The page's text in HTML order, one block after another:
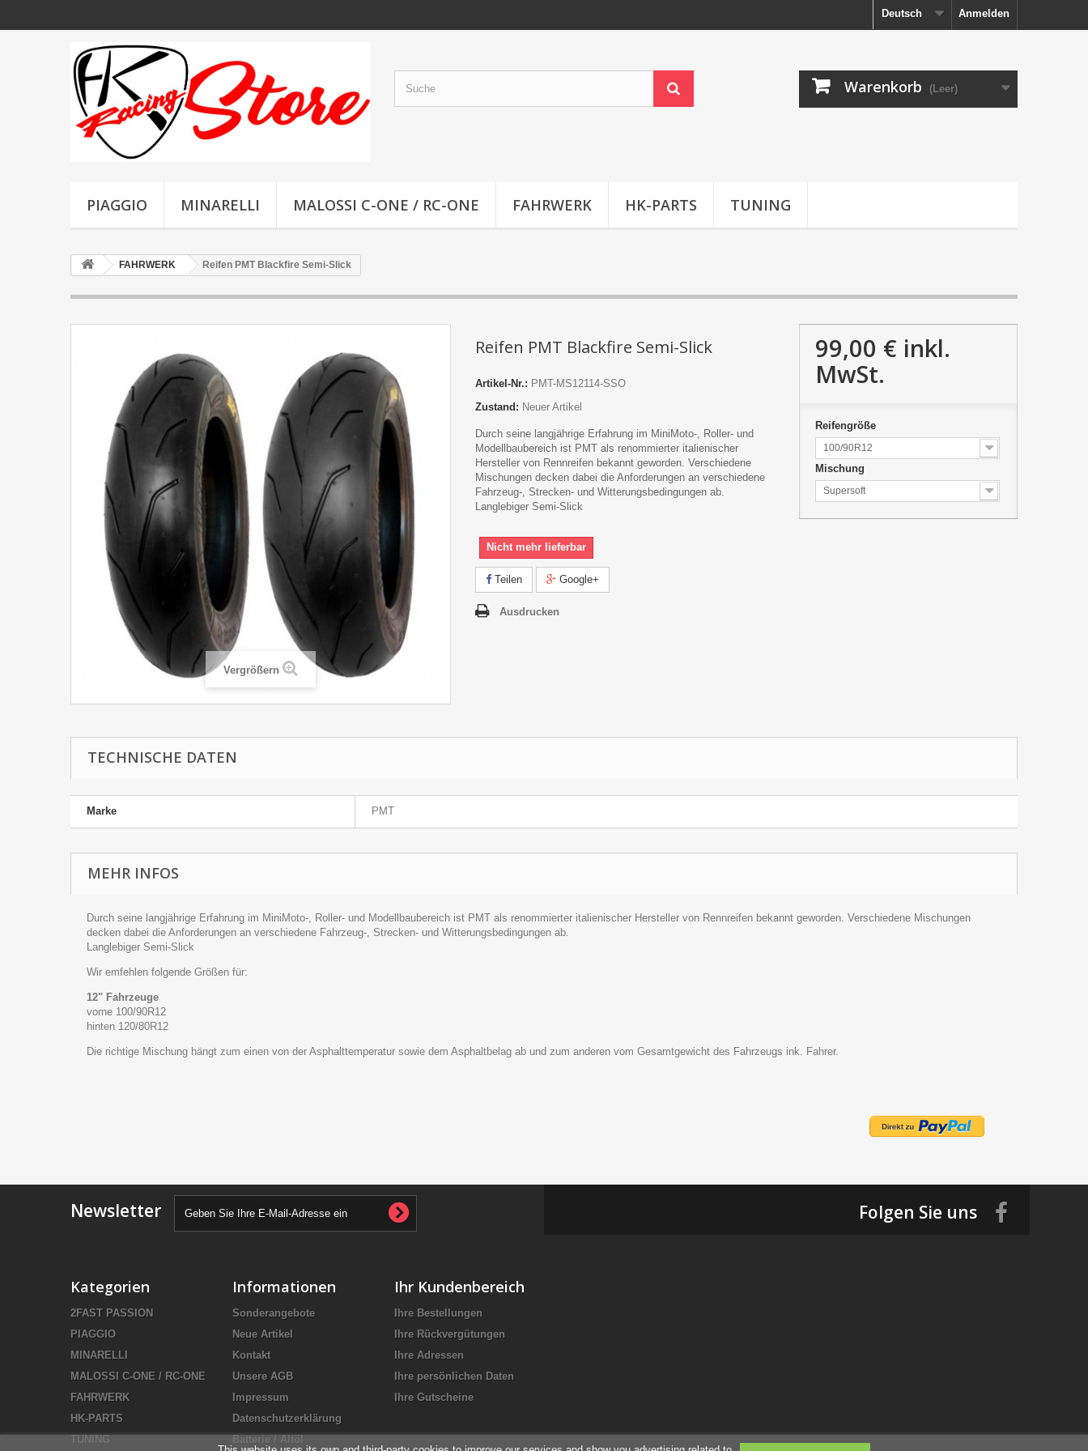
Anmelden
Deutsch
Warenkorb (Leer)
PIAGGIO MINARELLI MALOSSI C-ONE / RC-ONE FAHRWERK HK-PARTS TUNING
FAHRWERK Reifen PMT Blackfire Semi-Slick
Vergrößern
Reifen PMT Blackfire Semi-Slick
Artikel-Nr.: PMT-MS12114-SSO
Zustand: Neuer Artikel
Durch seine langjährige Erfahrung im MiniMoto-, Roller- und
Modellbaubereich ist PMT als renommierter italienischer
Hersteller von Rennreifen bekannt geworden. Verschiedene
Mischungen decken dabei die Anforderungen an verschiedene
Fahrzeug-, Strecken- und Witterungsbedingungen ab.
Langlebiger Semi-Slick
Nicht mehr lieferbar
Teilen Google+
Ausdrucken
99,00 € inkl.
MwSt.
Reifengröße
100/90R12
Mischung
Supersoft
TECHNISCHE DATEN
Marke PMT
MEHR INFOS
Durch seine langjährige Erfahrung im MiniMoto-, Roller- und Modellbaubereich ist PMT als renommierter italienischer Hersteller von Rennreifen bekannt geworden. Verschiedene Mischungen
decken dabei die Anforderungen an verschiedene Fahrzeug-, Strecken- und Witterungsbedingungen ab.
Langlebiger Semi-Slick
Wir emfehlen folgende Größen für:
12" Fahrzeuge
vorne 100/90R12
hinten 120/80R12
Die richtige Mischung hängt zum einen von der Asphalttemperatur sowie dem Asphaltbelag ab und zum anderen vom Gesamtgewicht des Fahrzeugs ink. Fahrer.
Newsletter Folgen Sie uns
Kategorien
2FAST PASSION
PIAGGIO
MINARELLI
MALOSSI C-ONE / RC-ONE
FAHRWERK
HK-PARTS
TUNING
Informationen
Sonderangebote
Neue Artikel
Kontakt
Unsere AGB
Impressum
Datenschutzerklärung
Batterie / Altöl
Ihr Kundenbereich
Ihre Bestellungen
Ihre Rückvergütungen
Ihre Adressen
Ihre persönlichen Daten
Ihre Gutscheine